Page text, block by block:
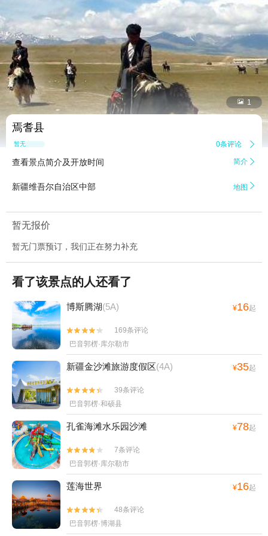
 1
焉耆县
暂无点评 0条评论 
查看景点简介及开放时间 简介 
新疆维吾尔自治区中部 地图 
暂无报价
暂无门票预订，我们正在努力补充
看了该景点的人还看了
博斯腾湖(5A) ¥16起


169条评论
巴音郭楞·库尔勒市
新疆金沙滩旅游度假区(4A) ¥35起


39条评论
巴音郭楞·和硕县
孔雀海滩水乐园沙滩 ¥78起


7条评论
巴音郭楞·库尔勒市
莲海世界 ¥16起


48条评论
巴音郭楞·博湖县